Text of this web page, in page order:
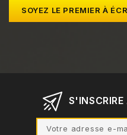
SOYEZ LE PREMIER À